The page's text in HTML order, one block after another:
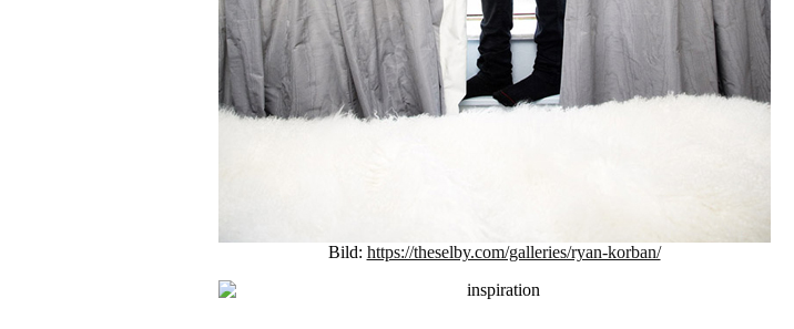
Bild: https://theselby.com/galleries/ryan-korban/